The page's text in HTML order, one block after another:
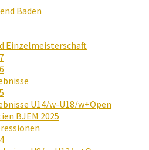
Baden
Einzelmeisterschaft
U14/w-U18/w+Open
BJEM 2025